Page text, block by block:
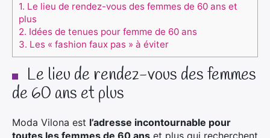
1. Le lieu de rendez-vous des femmes de 60 ans et
plus
2. Idées de tenues pour femme de 60 ans
3. Les « fashion faux pas » à éviter
Le lieu de rendez-vous des femmes
de 60 ans et plus
Moda Vilona est l’adresse incontournable pour